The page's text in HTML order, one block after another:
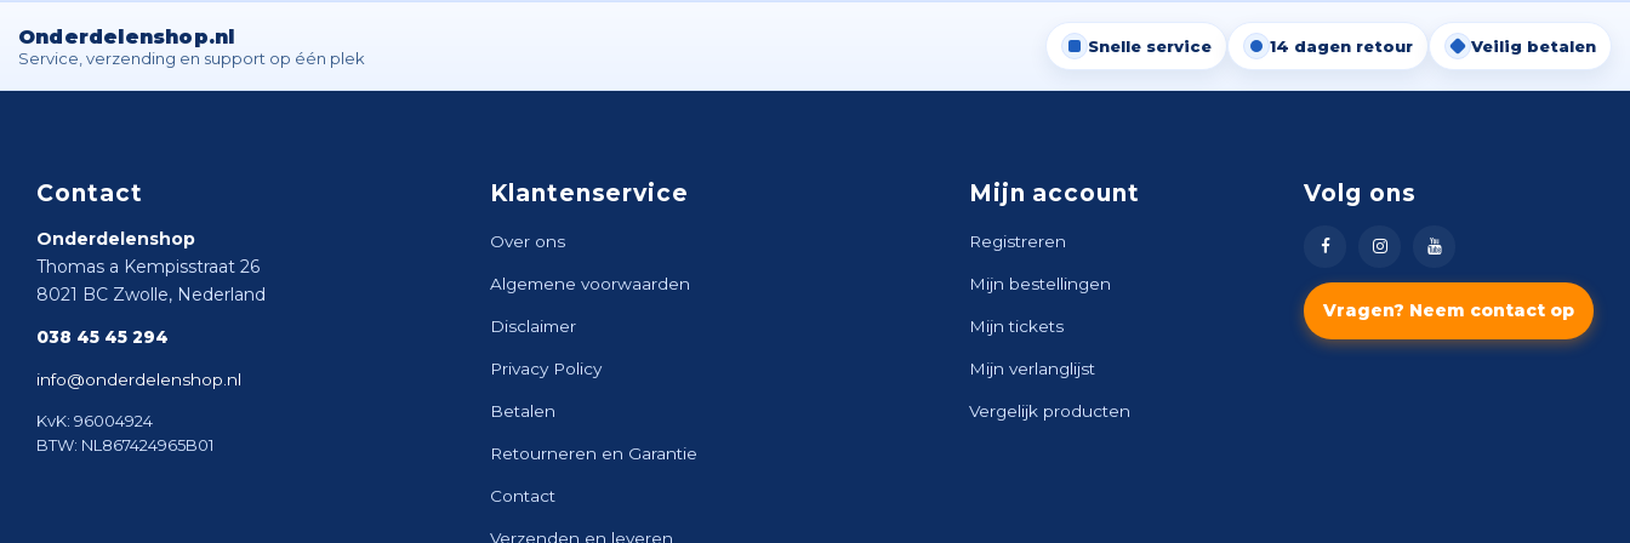
Onderdelenshop.nl
Service, verzending en support op één plek
Snelle service 14 dagen retour Veilig betalen
Contact
Onderdelenshop
Thomas a Kempisstraat 26
8021 BC Zwolle, Nederland
038 45 45 294
info@onderdelenshop.nl
KvK: 96004924
BTW: NL867424965B01
Klantenservice
Over ons
Algemene voorwaarden
Disclaimer
Privacy Policy
Betalen
Retourneren en Garantie
Contact
Verzenden en leveren
Mijn account
Registreren
Mijn bestellingen
Mijn tickets
Mijn verlanglijst
Vergelijk producten
Volg ons
Vragen? Neem contact op